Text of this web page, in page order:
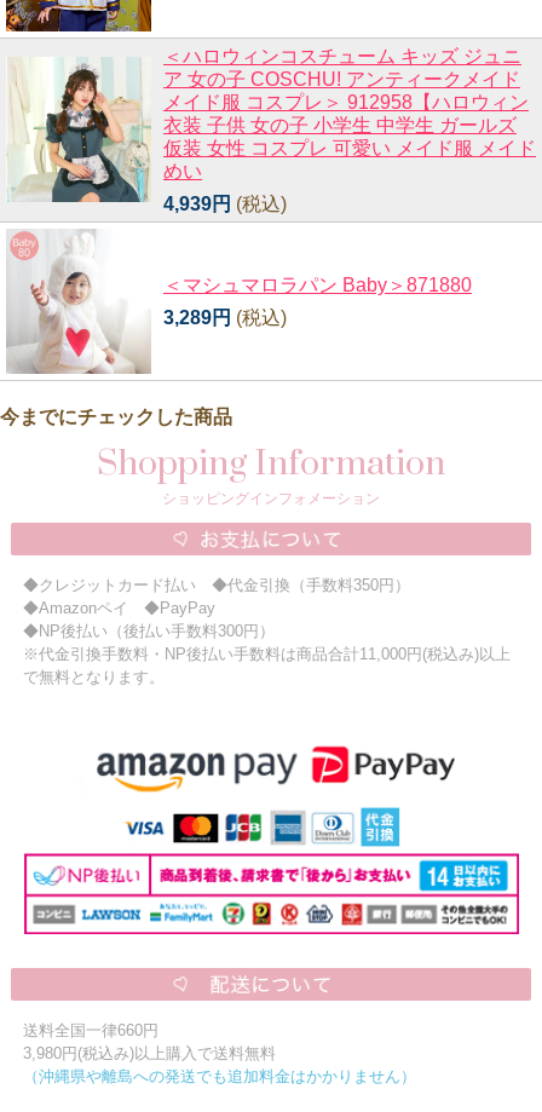
＜ハロウィンコスチューム キッズ ジュニ
ア 女の子 COSCHU! アンティークメイド
メイド服 コスプレ＞ 912958【ハロウィン
衣装 子供 女の子 小学生 中学生 ガールズ
仮装 女性 コスプレ 可愛い メイド服 メイド
めい
4,939円 (税込)
＜マシュマロラパン Baby＞871880
3,289円 (税込)
今までにチェックした商品
Shopping Information
ショッピングインフォメーション
◆クレジットカード払い ◆代金引換（手数料350円）
◆Amazonペイ ◆PayPay
◆NP後払い（後払い手数料300円）
※代金引換手数料・NP後払い手数料は商品合計11,000円(税込み)以上
で無料となります。
送料全国一律660円
3,980円(税込み)以上購入で送料無料
（沖縄県や離島への発送でも追加料金はかかりません）